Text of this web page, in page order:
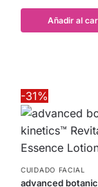
Añadir al
-31%
CUIDADO FACIAL
advanced